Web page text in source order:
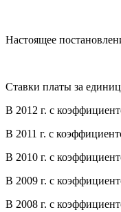
Настоящее
Ставки платы за
В 2012 г. с
В 2011 г. с
В 2010 г. с
В 2009 г. с
В 2008 г. с